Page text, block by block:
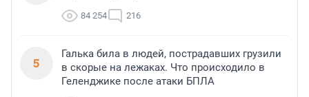
84 254 216
5
Галька била в людей, пострадавших грузили
в скорые на лежаках. Что происходило в
Геленджике после атаки БПЛА